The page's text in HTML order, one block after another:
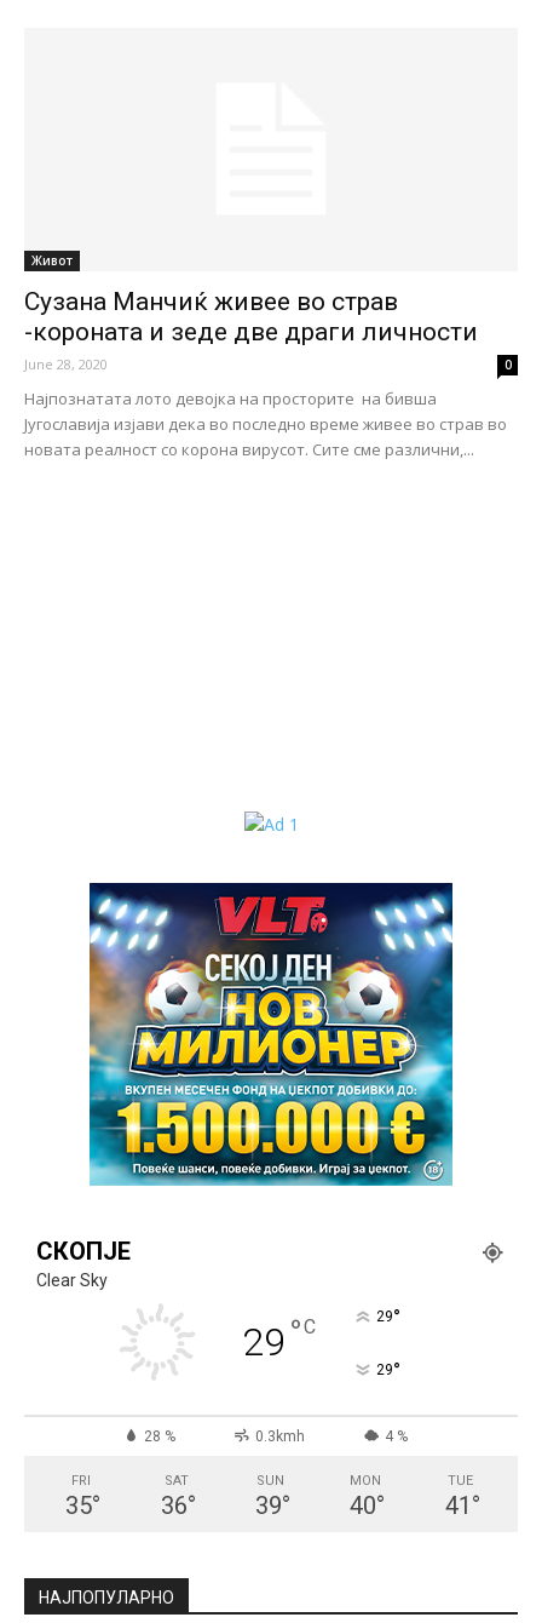
Живот
Сузана Манчиќ живее во страв
-короната и зеде две драги личности
June 28, 2020 0
Најпознатата лото девојка на просторите на бивша
Југославија изјави дека во последно време живее во страв во
новата реалност со корона вирусот. Сите сме различни,...
C